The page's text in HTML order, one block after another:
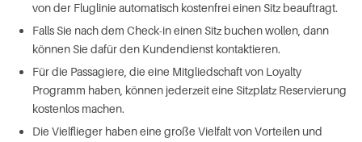
von der Fluglinie automatisch kostenfrei einen Sitz beauftragt.
Falls Sie nach dem Check-in einen Sitz buchen wollen, dann
können Sie dafür den Kundendienst kontaktieren.
Für die Passagiere, die eine Mitgliedschaft von Loyalty
Programm haben, können jederzeit eine Sitzplatz Reservierung
kostenlos machen.
Die Vielflieger haben eine große Vielfalt von Vorteilen und